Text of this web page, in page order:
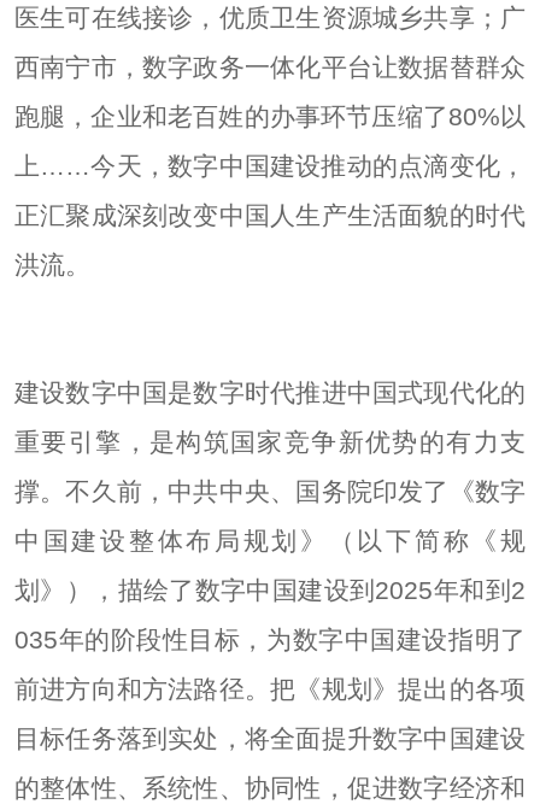
医生可在线接诊，优质卫生资源城乡共享；广
西南宁市，数字政务一体化平台让数据替群众
跑腿，企业和老百姓的办事环节压缩了80%以
上……今天，数字中国建设推动的点滴变化，
正汇聚成深刻改变中国人生产生活面貌的时代
洪流。
建设数字中国是数字时代推进中国式现代化的
重要引擎，是构筑国家竞争新优势的有力支
撑。不久前，中共中央、国务院印发了《数字
中国建设整体布局规划》（以下简称《规
划》），描绘了数字中国建设到2025年和到2
035年的阶段性目标，为数字中国建设指明了
前进方向和方法路径。把《规划》提出的各项
目标任务落到实处，将全面提升数字中国建设
的整体性、系统性、协同性，促进数字经济和